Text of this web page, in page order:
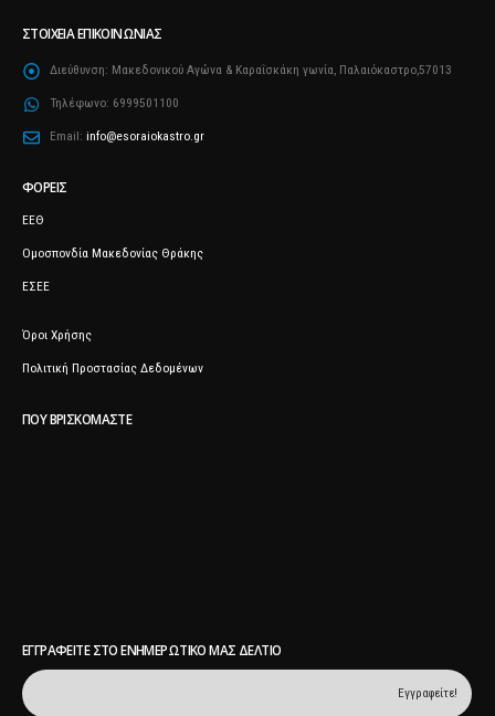
ΣΤΟΙΧΕΊΑ ΕΠΙΚΟΙΝΩΝΊΑΣ
Διεύθυνση: Μακεδονικού Αγώνα & Καραΐσκάκη γωνία, Παλαιόκαστρο,57013
Τηλέφωνο: 6999501100
Email: info@esoraiokastro.gr
ΦΟΡΕΊΣ
ΕΕΘ
Ομοσπονδία Μακεδονίας Θράκης
ΕΣΕΕ
Όροι Χρήσης
Πολιτική Προστασίας Δεδομένων
ΠΟΥ ΒΡΙΣΚΌΜΑΣΤΕ
ΕΓΓΡΑΦΕΊΤΕ ΣΤΟ ΕΝΗΜΕΡΩΤΙΚΌ ΜΑΣ ΔΕΛΤΊΟ